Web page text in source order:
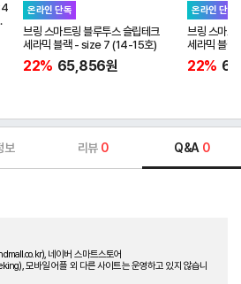
온라인 단독
브링 스마트링 블루투스 슬립테크
세라믹 블랙 - size 7 (14-15호)
22% 65,856원
온라인 단독
브링 스마트
세라믹 블
22%
보 리뷰 0 Q&A 0
네이버 스마트스토어
모바일 어플 외 다른 사이트는 운영하고 있지 않습니